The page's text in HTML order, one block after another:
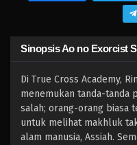
Sinopsis Ao no Exorcist
Di True Cross Academy,
menemukan tanda-tanda
salah; orang-orang biasa
untuk melihat makhluk
alam manusia, Assiah.